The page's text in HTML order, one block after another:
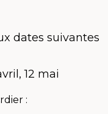
dates suivantes
12 mai
: